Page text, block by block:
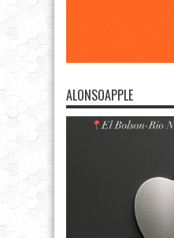
ALONSOAPPLE